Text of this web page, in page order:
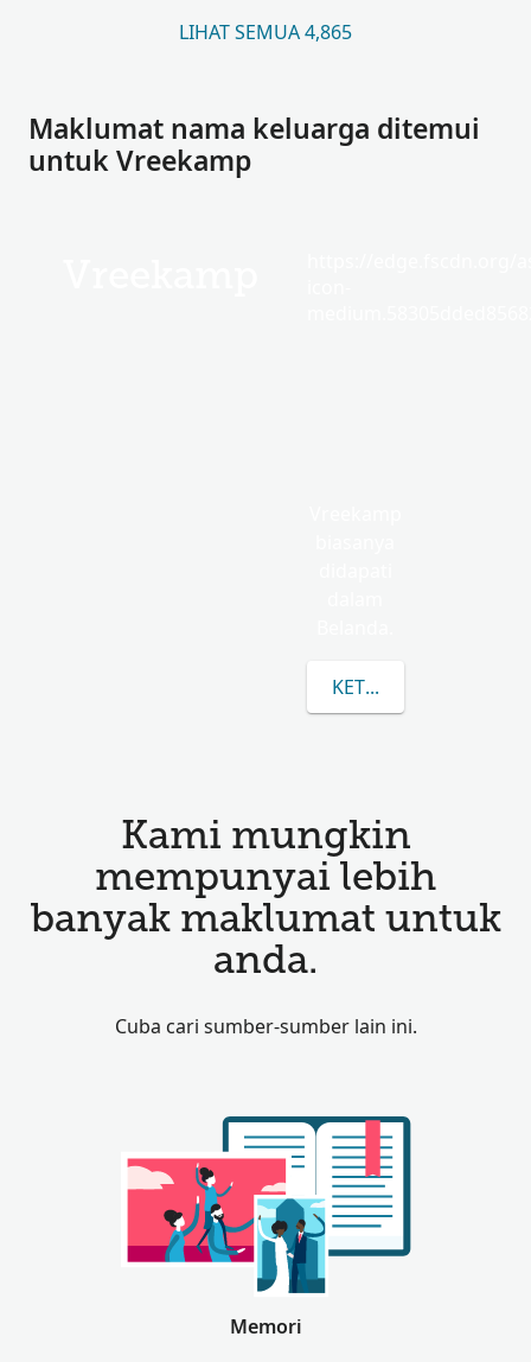
LIHAT SEMUA 4,865
Maklumat nama keluarga ditemui
untuk Vreekamp
KETAHUI LEBIH
Kami mungkin
mempunyai lebih
banyak maklumat untuk
anda.
Cuba cari sumber-sumber lain ini.
Memori